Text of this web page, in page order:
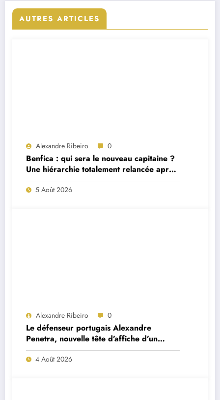
AUTRES ARTICLES
Alexandre Ribeiro 0
Benfica : qui sera le nouveau capitaine ?
Une hiérarchie totalement relancée après
deux départs majeurs
5 Août 2026
Alexandre Ribeiro 0
Le défenseur portugais Alexandre
Penetra, nouvelle tête d’affiche d’un
projet très ambitieux
4 Août 2026